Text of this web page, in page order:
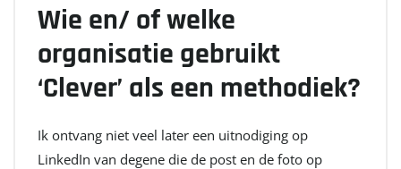
Wie en/ of welke
organisatie gebruikt
‘Clever’ als een methodiek?
Ik ontvang niet veel later een uitnodiging op
LinkedIn van degene die de post en de foto op